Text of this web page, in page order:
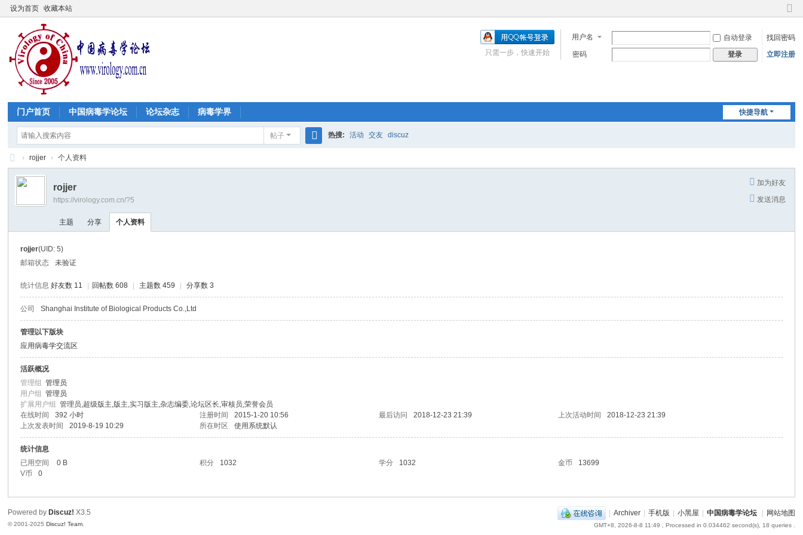
设为首页 收藏本站
切
到
窄
用户名 自动登录
找回密码
密码
登录 立即注册
只需一步，快速开始
快捷导航
门户首页 中国病毒学论坛 论坛杂志 病毒学界
帖子
索
热搜: 活动 交友 discuz
中
病
› rojjer › 个人资料
加为好友
发送消息
rojjer
https://virology.com.cn/?5
主题 分享 个人资料
rojjer(UID: 5)
邮箱状态
未验证
统计信息 好友数 11 回帖数 608 主题数 459 分享数 3
公司 Shanghai Institute of Biological Products Co.,Ltd
管理以下版块
应用病毒学交流区
活跃概况
管理组管理员
用户组管理员
扩展用户组管理员,超级版主,版主,实习版主,杂志编委,论坛区长,审核员,荣誉会员
在线时间
392 小时 注册时间 2015-1-20 10:56 最后访问 2018-12-23 21:39 上次活动时间
2018-12-23 21:39
上次发表时间
2019-8-19 10:29 所在时区 使用系统默认
统计信息
已用空间
0 B 积分 1032 学分 1032 金币
13699
V币
0
| Archiver | 手机版 | 小黑屋 | 中国病毒学论坛 | 网站地图
GMT+8, 2026-8-8 11:49 , Processed in 0.034462 second(s), 18 queries .
Powered by Discuz! X3.5
© 2001-2025Discuz! Team